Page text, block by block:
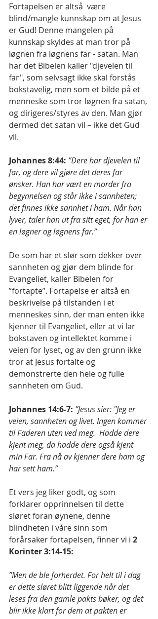
Fortapelsen er altså  være
blind/mangle kunnskap om at Jesus
er Gud! Denne mangelen på
kunnskap skyldes at man tror på
løgnen fra løgnens far - satan. Man
har det Bibelen kaller "djevelen til
far", som selvsagt ikke skal forstås
bokstavelig, men som et bilde på et
menneske som tror løgnen fra satan,
og dirigeres/styres av den. Man gjør
dermed det satan vil – ikke det Gud
vil.
Johannes 8:44: ”Dere har djevelen til
far, og dere vil gjøre det deres far
ønsker. Han har vært en morder fra
begynnelsen og står ikke i sannheten;
det finnes ikke sannhet i ham. Når han
lyver, taler han ut fra sitt eget, for han er
en løgner og løgnens far.”
De som har et slør som dekker over
sannheten og gjør dem blinde for
Evangeliet, kaller Bibelen for
”fortapte”. Fortapelse er altså en
beskrivelse på tilstanden i et
menneskes sinn, der man enten ikke
kjenner til Evangeliet, eller at vi lar
bokstaven og intellektet komme i
veien for lyset, og av den grunn ikke
tror at Jesus fortalte og
demonstrerte den hele og fulle
sannheten om Gud.
Johannes 14:6-7: ”Jesus sier: "Jeg er
veien, sannheten og livet. Ingen kommer
til Faderen uten ved meg.  Hadde dere
kjent meg, da hadde dere også kjent
min Far. Fra nå av kjenner dere ham og
har sett ham.”
Et vers jeg liker godt, og som
forklarer opprinnelsen til dette
sløret foran øynene, denne
blindheten i våre sinn som
forårsaker fortapelsen, finner vi i 2
Korinter 3:14-15:
”Men de ble forherdet. For helt til i dag
er dette sløret blitt liggende når det
leses fra den gamle pakts bøker, og det
blir ikke klart for dem at pakten er